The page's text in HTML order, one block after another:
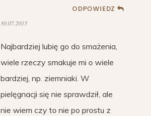
ODPOWIEDZ
30.07.2015
Najbardziej lubię go do smażenia,
wiele rzeczy smakuje mi o wiele
bardziej, np. ziemniaki. W
pielęgnacji się nie sprawdził, ale
nie wiem czy to nie po prostu z